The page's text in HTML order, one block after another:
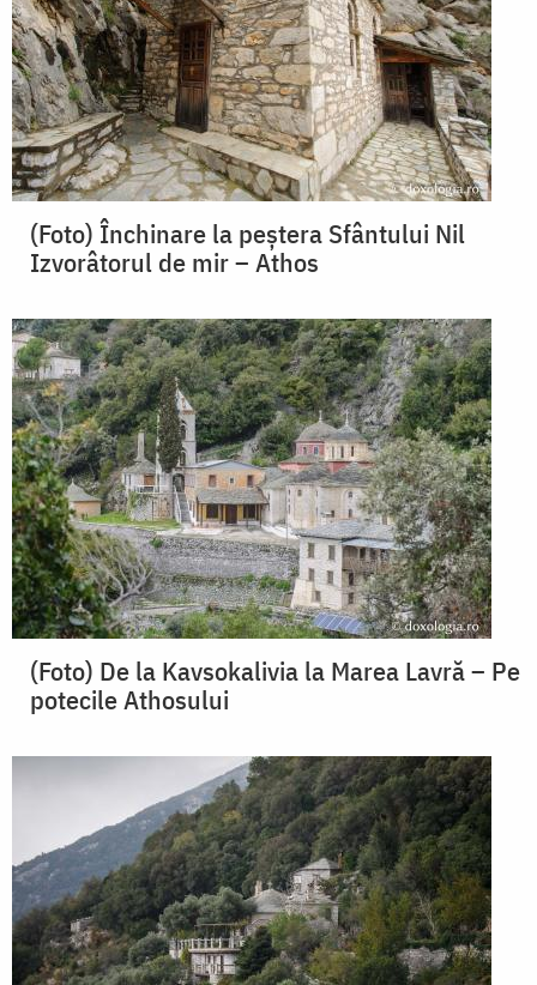
(Foto) Închinare la peștera Sfântului Nil
Izvorâtorul de mir – Athos
(Foto) De la Kavsokalivia la Marea Lavră – Pe
potecile Athosului